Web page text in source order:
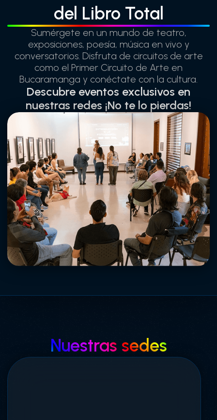
del Libro Total
Sumérgete en un mundo de teatro,
exposiciones, poesía, música en vivo y
conversatorios. Disfruta de circuitos de arte
como el Primer Circuito de Arte en
Bucaramanga y conéctate con la cultura.
Descubre eventos exclusivos en
nuestras redes ¡No te lo pierdas!
Nuestras sedes